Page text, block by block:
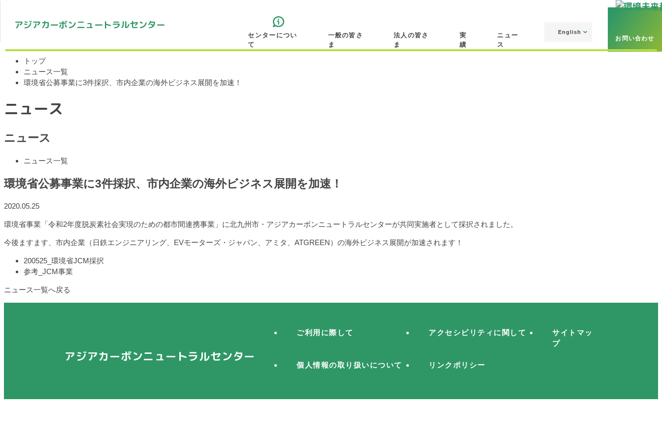
アジアカーボンニュートラルセンター
センターについ
て
一般の皆さ
ま
法人の皆さ
ま
実
績
ニュー
ス
English
お問い合わせ
トップ
ニュース一覧
環境省公募事業に3件採択、市内企業の海外ビジネス展開を加速！
ニュース
ニュース
ニュース一覧
環境省公募事業に3件採択、市内企業の海外ビジネス展開を加速！
2020.05.25
環境省事業「令和2年度脱炭素社会実現のための都市間連携事業」に北九州市・アジアカーボンニュートラルセンターが共同実施者として採択されました。
今後ますます、市内企業（日鉄エンジニアリング、EVモーターズ・ジャパン、アミタ、ATGREEN）の海外ビジネス展開が加速されます！
200525_環境省JCM採択
参考_JCM事業
ニュース一覧へ戻る
アジアカーボンニュートラルセンター
ご利用に際して
個人情報の取り扱いについて
アクセシビリティに関して
リンクポリシー
サイトマッ
プ